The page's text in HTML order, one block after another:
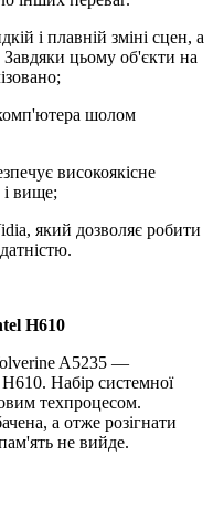
і плавній зміні сцен, а
цьому об'єкти на
шолом
високоякісне
і вище;
який дозволяє робити
H610
A5235 —
Набір системної
техпроцесом.
а отже розігнати
не вийде.